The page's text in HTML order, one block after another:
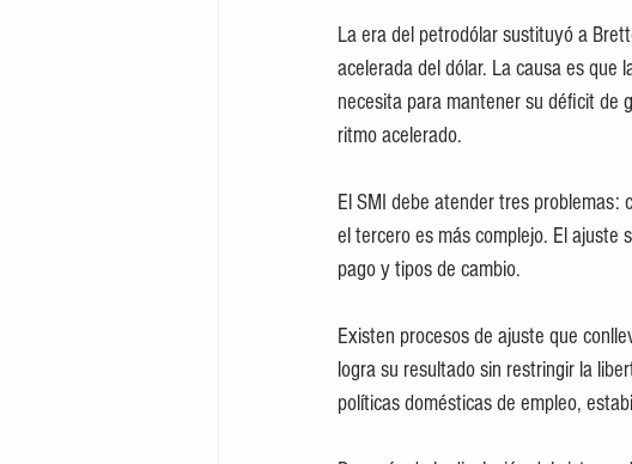
La era del petrodólar sustituyó a
acelerada del dólar. La causa es que
necesita para mantener su déficit de
ritmo acelerado.
El SMI debe atender tres problemas:
el tercero es más complejo. El ajuste
pago y tipos de cambio.
Existen procesos de ajuste que
logra su resultado sin restringir la
políticas domésticas de empleo,